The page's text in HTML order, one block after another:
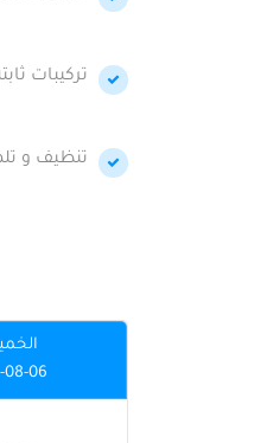
تركيبات
تنظيف و
08-06